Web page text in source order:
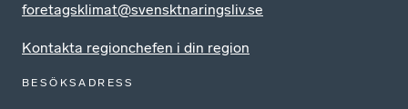
foretagsklimat@svensktnaringsliv.se
Kontakta regionchefen i din region
BESÖKSADRESS